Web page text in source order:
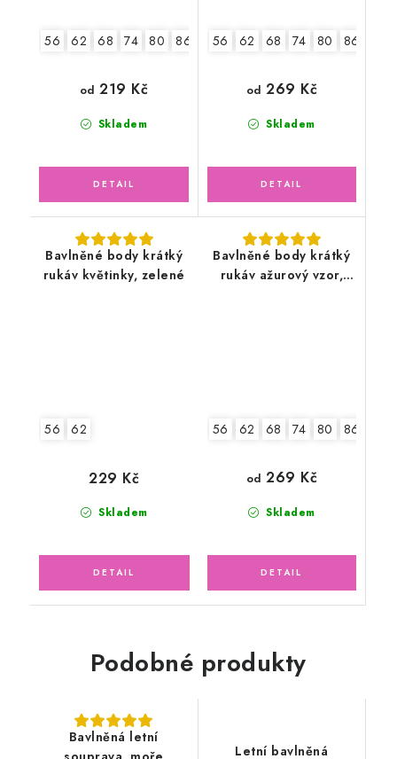
56 62 68 74 80 86 92
Skladem
od 219 Kč
56 62 68 74 80 86
Skladem
od 269 Kč
Bavlněné body krátký
rukáv květinky, zelené
56 62
Skladem
229 Kč
Bavlněné body krátký
rukáv ažurový vzor,
56 62 68 74 80 86
Skladem
od 269 Kč
Podobné produkty
Bavlněná letní
Letní bavlněná